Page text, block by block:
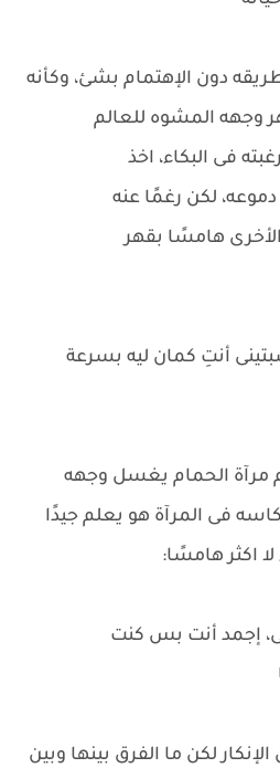
دون الإهتمام بشئ، وكأنه
وجهه المشوه للعالم
فى البكاء، اخذ
لكن رغمًا عنه
هامسًا بقهر
أنتِ كمان ليه بسرعة
مرآة الحمام يغسل وجهه
فى المرآة هو يعلم جيدًا
اكثر هامسًا:
إجمد أنت بس كنت
لكن ما الفرق بينها وبين